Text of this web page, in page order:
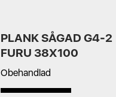
PLANK SÅGAD G4-2
FURU 38X100
Obehandlad